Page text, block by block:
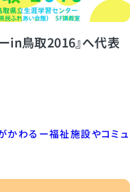
ーin鳥取2016』へ代表
かわるー福祉施設やコミュ